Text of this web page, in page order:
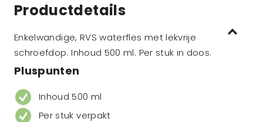
Productdetails
Enkelwandige, RVS waterfles met lekvrije
schroefdop. Inhoud 500 ml. Per stuk in doos.
Pluspunten
Inhoud 500 ml
Per stuk verpakt